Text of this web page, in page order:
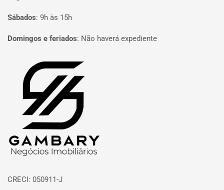
Sábados: 9h às 15h
Domingos e feriados: Não haverá expediente
Página inicial
CRECI: 050911-J